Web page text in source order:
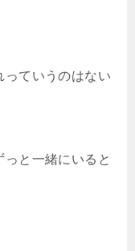
ていうのはない
と一緒にいると